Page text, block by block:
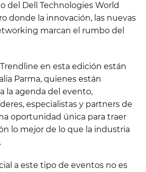
del Dell Technologies World
donde la innovación, las nuevas
marcan el rumbo del
en esta edición están
Parma, quienes están
la agenda del evento,
especialistas y partners de
oportunidad única para traer
lo mejor de lo que la industria
a este tipo de eventos no es